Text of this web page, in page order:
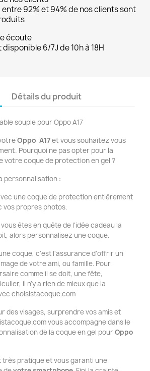
92% et 94% de nos clients sont
écoute
disponible 6/7J de 10h à 18H
Détails du produit
souple pour Oppo A17
Oppo A17et vous souhaitez vous
Pourquoi ne pas opter pour la
votre coque de protection en gel ?
personnalisation :
une coque de protection entièrement
vos propres photos.
êtes en quête de l'idée cadeau la
alors personnalisez une coque.
coque, c'est l'assurance d'offrir un
de votre ami, ou famille. Pour
comme il se doit, une fête,
il n'y a rien de mieux que la
choisistacoque.com
des visages, surprendre vos amis et
vous accompagne dans le
de la coque en gel pour Oppo
très pratique et vous garanti une